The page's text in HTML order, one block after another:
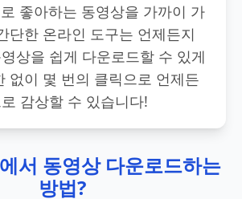
좋아하는 동영상을 가까이 가
단한 온라인 도구는 언제든지
상을 쉽게 다운로드할 수 있게
없이 몇 번의 클릭으로 언제든
감상할 수 있습니다!
서 동영상 다운로드하는
방법?